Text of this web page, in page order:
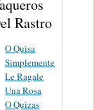
Rastro
O Quisa
Simplemente
Le Ragale
Una Rosa
O Quizas